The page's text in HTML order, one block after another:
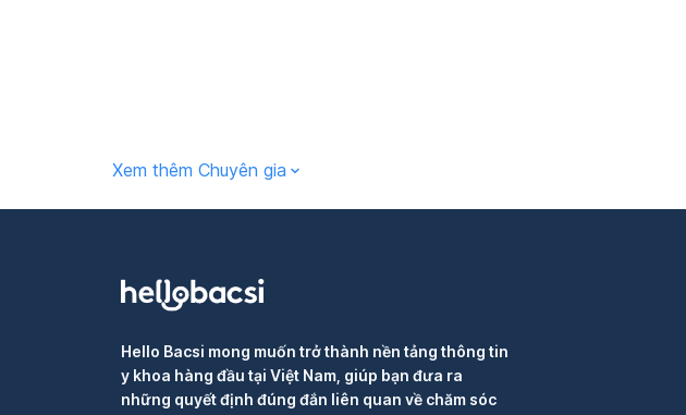
Xem thêm Chuyên gia
Hello Bacsi mong muốn trở thành nền tảng thông tin
y khoa hàng đầu tại Việt Nam, giúp bạn đưa ra
những quyết định đúng đắn liên quan về chăm sóc